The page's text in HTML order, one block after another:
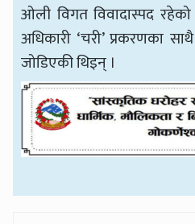
ओली विगत विवादास्पद
अधिकारी ‘चरी’ प्रकरणका
जोडिएकी थिइन् ।